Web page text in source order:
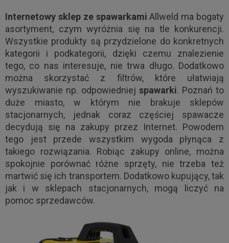
Internetowy sklep ze spawarkamiAllweld ma bogaty
asortyment, czym wyróżnia się na tle konkurencji.
Wszystkie produkty są przydzielone do konkretnych
kategorii i podkategorii, dzięki czemu znalezienie
tego, co nas interesuje, nie trwa długo. Dodatkowo
można skorzystać z filtrów, które ułatwiają
wyszukiwanie np. odpowiedniej spawarki. Poznań to
duże miasto, w którym nie brakuje sklepów
stacjonarnych, jednak coraz częściej spawacze
decydują się na zakupy przez Internet. Powodem
tego jest przede wszystkim wygoda płynąca z
takiego rozwiązania. Robiąc zakupy online, można
spokojnie porównać różne sprzęty, nie trzeba też
martwić się ich transportem. Dodatkowo kupujący, tak
jak i w sklepach stacjonarnych, mogą liczyć na
pomoc sprzedawców.